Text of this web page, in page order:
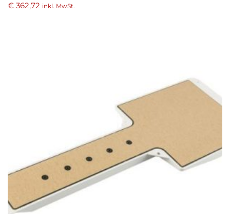
€ 362,72 inkl. MwSt.